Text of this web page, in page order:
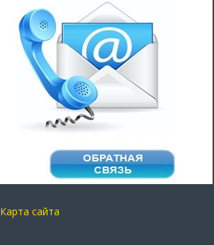
Карта сайта